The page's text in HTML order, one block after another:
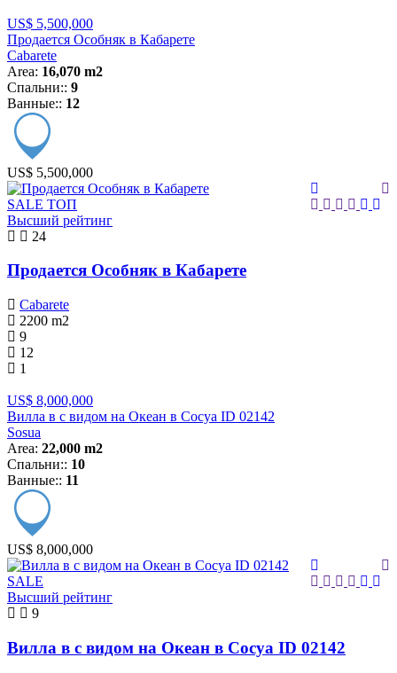
US$ 5,500,000
Продается Особняк в Кабарете
Cabarete
Area: 16,070 m2
Спальни:: 9
Ванные:: 12
US$ 5,500,000
SALE ТОП
Высший рейтинг
24
Продается Особняк в Кабарете
Cabarete
2200 m2
9
12
1
US$ 8,000,000
Вилла в с видом на Океан в Сосуа ID 02142
Sosua
Area: 22,000 m2
Спальни:: 10
Ванные:: 11
US$ 8,000,000
SALE
Высший рейтинг
9
Вилла в с видом на Океан в Сосуа ID 02142